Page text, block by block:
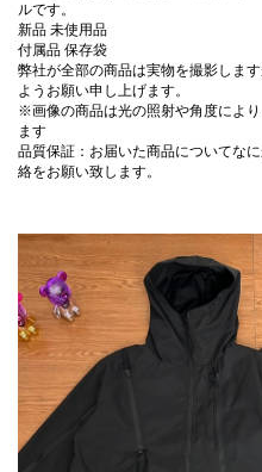
ルです。
新品 未使用品
付属品 保存袋
弊社が全部の商品は実物を撮影しま
ようお願い申し上げます。
※画像の商品は光の照射や角度によ
ます
品質保証：お届いた商品についてな
絡をお願い致します。